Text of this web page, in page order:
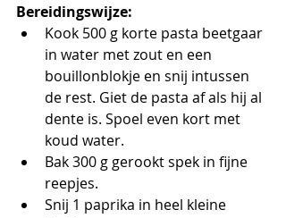
Bereidingswijze:
Kook 500 g korte pasta beetgaar
in water met zout en een
bouillonblokje en snij intussen
de rest. Giet de pasta af als hij al
dente is. Spoel even kort met
koud water.
Bak 300 g gerookt spek in fijne
reepjes.
Snij 1 paprika in heel kleine